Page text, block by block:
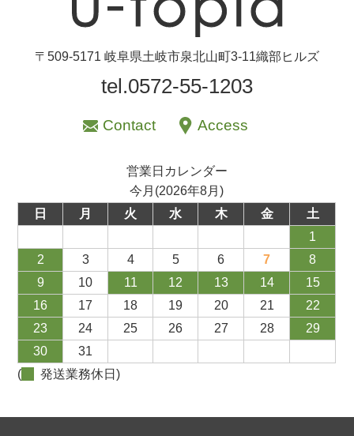
〒509-5171 岐阜県土岐市泉北山町3-11織部ヒルズ
tel.0572-55-1203
Contact Access
営業日カレンダー
今月(2026年8月)
日
月 火 水 木 金
土
1
2
3 4 5 6 7
8
9
10 11 12 13 14
15
16
17 18 19 20 21
22
23
24 25 26 27 28
29
30
31
(
発送業務休日)